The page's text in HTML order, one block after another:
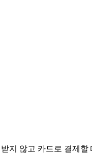
지 않고 카드로 결제